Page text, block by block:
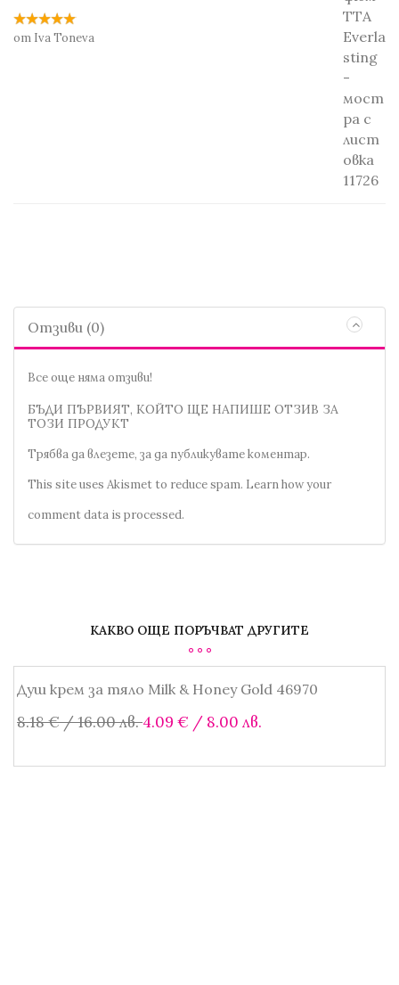
от Iva Toneva
Отзиви (0)
Все още няма отзиви!
БЪДИ ПЪРВИЯТ, КОЙТО ЩЕ НАПИШЕ ОТЗИВ ЗА
ТОЗИ ПРОДУКТ
Трябва давлезете, за да публикувате коментар.
This site uses Akismet to reduce spam. Learn how your
comment data is processed.
КАКВО ОЩЕ ПОРЪЧВАТ ДРУГИТЕ
Душ крем за тяло Milk & Honey Gold 46970
8.18€/ 16.00 лв.Original
4.09 € / 8.00 лв.